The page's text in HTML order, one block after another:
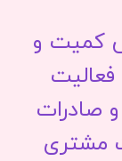
کمیت و
صادرات
مشتری